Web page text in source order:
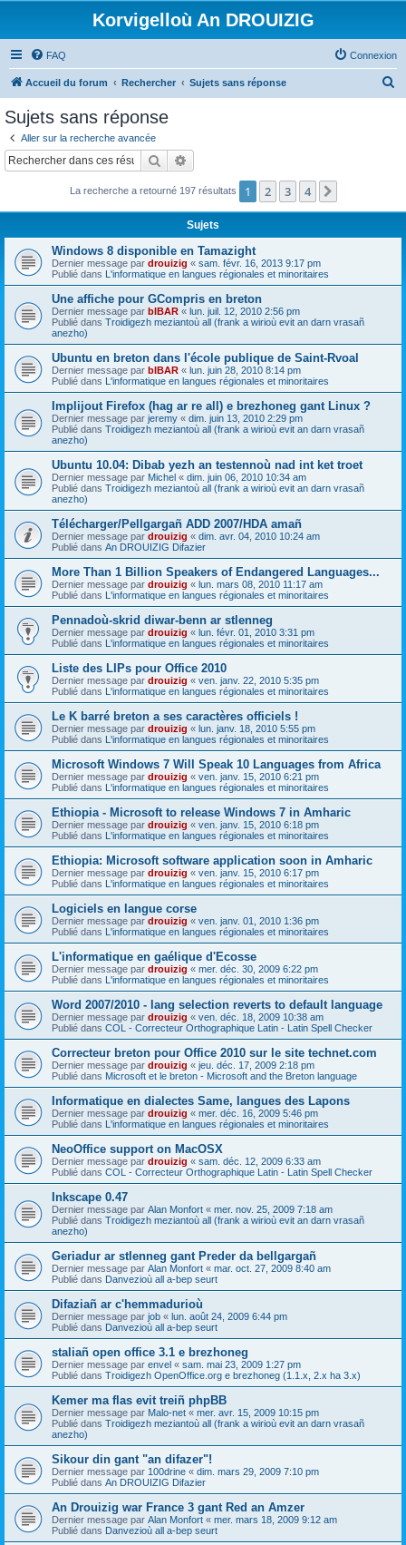
Korvigelloù An DROUIZIG
FAQ Connexion
Accueil du forum Rechercher Sujets sans réponse
c
Sujets sans réponse
Aller sur la recherche avancée
Rechercher
La recherche a retourné 197 résultats 1 2 3 4
Sujets
Windows 8 disponible en Tamazight
Dernier message par drouizig « sam. févr. 16, 2013 9:17 pm
Publié dans L'informatique en langues régionales et minoritaires
Une affiche pour GCompris en breton
Dernier message par bIBAR « lun. juil. 12, 2010 2:56 pm
Publié dans Troidigezh meziantoù all (frank a wirioù evit an darn vrasañ
anezho)
Ubuntu en breton dans l'école publique de Saint-Rvoal
Dernier message par bIBAR « lun. juin 28, 2010 8:14 pm
Publié dans L'informatique en langues régionales et minoritaires
Implijout Firefox (hag ar re all) e brezhoneg gant Linux ?
Dernier message par jeremy « dim. juin 13, 2010 2:29 pm
Publié dans Troidigezh meziantoù all (frank a wirioù evit an darn vrasañ
anezho)
Ubuntu 10.04: Dibab yezh an testennoù nad int ket troet
Dernier message par Michel « dim. juin 06, 2010 10:34 am
Publié dans Troidigezh meziantoù all (frank a wirioù evit an darn vrasañ
anezho)
Télécharger/Pellgargañ ADD 2007/HDA amañ
Dernier message par drouizig « dim. avr. 04, 2010 10:24 am
Publié dans An DROUIZIG Difazier
More Than 1 Billion Speakers of Endangered Languages...
Dernier message par drouizig « lun. mars 08, 2010 11:17 am
Publié dans L'informatique en langues régionales et minoritaires
Pennadoù-skrid diwar-benn ar stlenneg
Dernier message par drouizig « lun. févr. 01, 2010 3:31 pm
Publié dans L'informatique en langues régionales et minoritaires
Liste des LIPs pour Office 2010
Dernier message par drouizig « ven. janv. 22, 2010 5:35 pm
Publié dans L'informatique en langues régionales et minoritaires
Le K barré breton a ses caractères officiels !
Dernier message par drouizig « lun. janv. 18, 2010 5:55 pm
Publié dans L'informatique en langues régionales et minoritaires
Microsoft Windows 7 Will Speak 10 Languages from Africa
Dernier message par drouizig « ven. janv. 15, 2010 6:21 pm
Publié dans L'informatique en langues régionales et minoritaires
Ethiopia - Microsoft to release Windows 7 in Amharic
Dernier message par drouizig « ven. janv. 15, 2010 6:18 pm
Publié dans L'informatique en langues régionales et minoritaires
Ethiopia: Microsoft software application soon in Amharic
Dernier message par drouizig « ven. janv. 15, 2010 6:17 pm
Publié dans L'informatique en langues régionales et minoritaires
Logiciels en langue corse
Dernier message par drouizig « ven. janv. 01, 2010 1:36 pm
Publié dans L'informatique en langues régionales et minoritaires
L'informatique en gaélique d'Ecosse
Dernier message par drouizig « mer. déc. 30, 2009 6:22 pm
Publié dans L'informatique en langues régionales et minoritaires
Word 2007/2010 - lang selection reverts to default language
Dernier message par drouizig « ven. déc. 18, 2009 10:38 am
Publié dans COL - Correcteur Orthographique Latin - Latin Spell Checker
Correcteur breton pour Office 2010 sur le site technet.com
Dernier message par drouizig « jeu. déc. 17, 2009 2:18 pm
Publié dans Microsoft et le breton - Microsoft and the Breton language
Informatique en dialectes Same, langues des Lapons
Dernier message par drouizig « mer. déc. 16, 2009 5:46 pm
Publié dans L'informatique en langues régionales et minoritaires
NeoOffice support on MacOSX
Dernier message par drouizig « sam. déc. 12, 2009 6:33 am
Publié dans COL - Correcteur Orthographique Latin - Latin Spell Checker
Inkscape 0.47
Dernier message par Alan Monfort « mer. nov. 25, 2009 7:18 am
Publié dans Troidigezh meziantoù all (frank a wirioù evit an darn vrasañ
anezho)
Geriadur ar stlenneg gant Preder da bellgargañ
Dernier message par Alan Monfort « mar. oct. 27, 2009 8:40 am
Publié dans Danvezioù all a-bep seurt
Difaziañ ar c'hemmadurioù
Dernier message par job « lun. août 24, 2009 6:44 pm
Publié dans Danvezioù all a-bep seurt
staliañ open office 3.1 e brezhoneg
Dernier message par envel « sam. mai 23, 2009 1:27 pm
Publié dans Troidigezh OpenOffice.org e brezhoneg (1.1.x, 2.x ha 3.x)
Kemer ma flas evit treiñ phpBB
Dernier message par Malo-net « mer. avr. 15, 2009 10:15 pm
Publié dans Troidigezh meziantoù all (frank a wirioù evit an darn vrasañ
anezho)
Sikour din gant "an difazer"!
Dernier message par 100drine « dim. mars 29, 2009 7:10 pm
Publié dans An DROUIZIG Difazier
An Drouizig war France 3 gant Red an Amzer
Dernier message par Alan Monfort « mer. mars 18, 2009 9:12 am
Publié dans Danvezioù all a-bep seurt